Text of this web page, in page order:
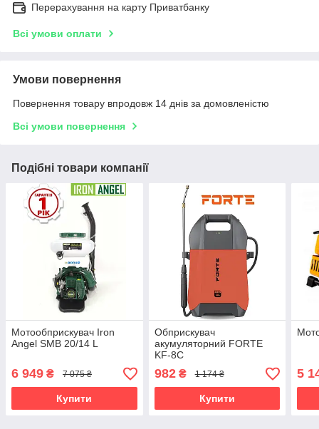
Перерахування на карту Приватбанку
Всі умови оплати
Умови повернення
Повернення товару впродовж 14 днів за домовленістю
Всі умови повернення
Подібні товари компанії
Мотообприскувач Iron
Angel SMB 20/14 L
6 949 ₴ 7 075 ₴
Купити
Обприскувач
акумуляторний FORTE
KF-8C
982₴ 1 174 ₴
Купити
5